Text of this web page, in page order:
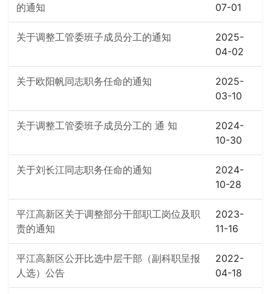
的通知
07-01
关于调整工管委班子成员分工的通知
2025-
04-02
关于欧阳帆同志职务任命的通知
2025-
03-10
关于调整工管委班子成员分工的 通 知
2024-
10-30
关于刘长江同志职务任命的通知
2024-
10-28
平江高新区关于调整部分干部职工岗位及职
责的通知
2023-
11-16
平江高新区公开比选中层干部（副科职呈报
人选）公告
2022-
04-18